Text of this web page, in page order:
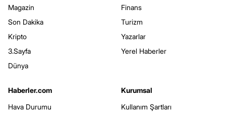
Magazin
Son Dakika
Kripto
3.Sayfa
Dünya
Finans
Turizm
Yazarlar
Yerel Haberler
Haberler.com
Hava Durumu
Kurumsal
Kullanım Şartları